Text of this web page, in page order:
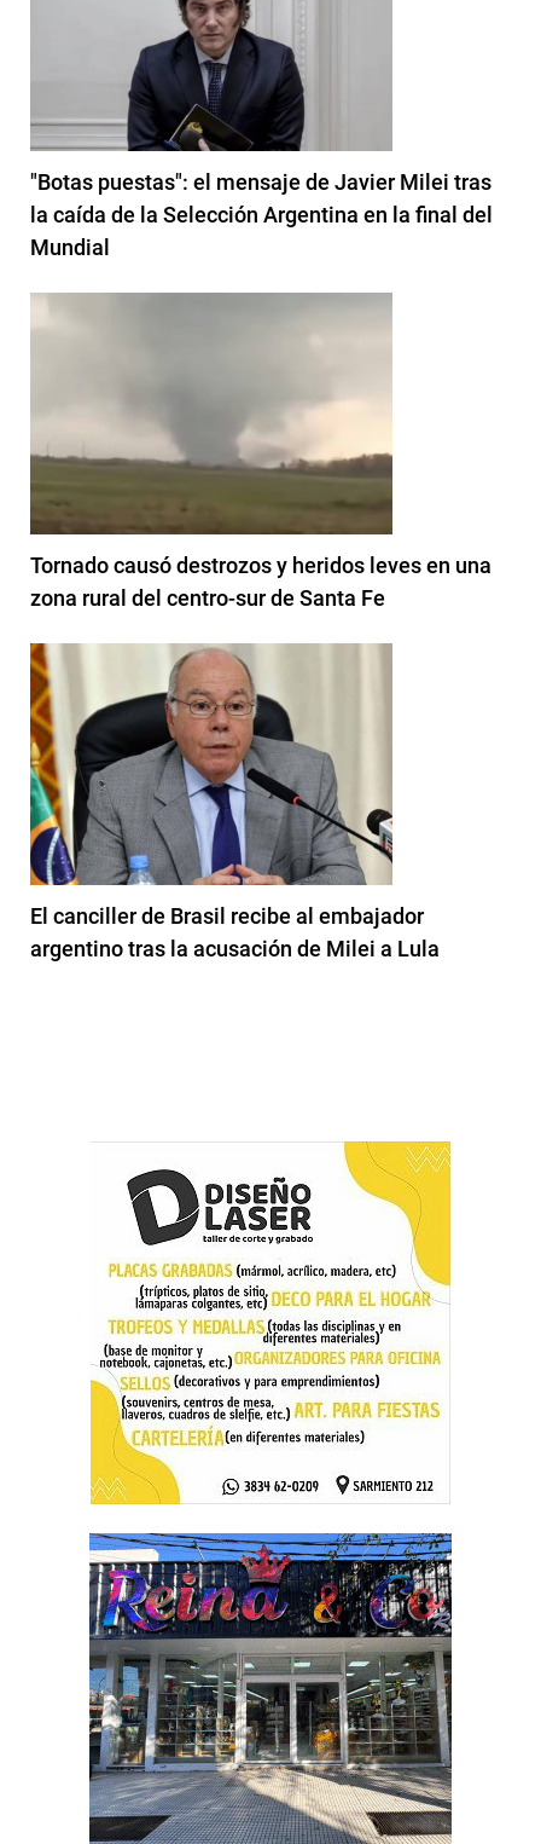
"Botas puestas": el mensaje de Javier Milei tras
la caída de la Selección Argentina en la final del
Mundial
Tornado causó destrozos y heridos leves en una
zona rural del centro-sur de Santa Fe
El canciller de Brasil recibe al embajador
argentino tras la acusación de Milei a Lula